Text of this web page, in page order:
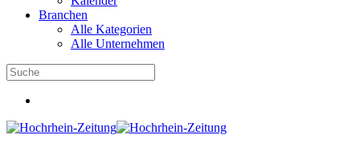
Branchen
Alle Kategorien
Alle Unternehmen